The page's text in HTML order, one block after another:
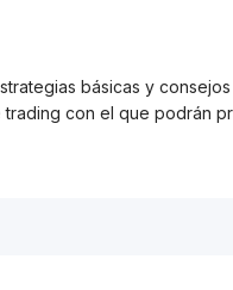
básicas y
con el que podrán